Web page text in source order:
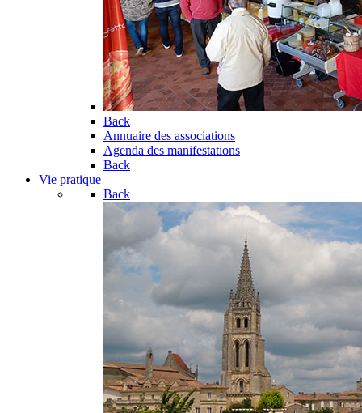
Back
Annuaire des associations
Agenda des manifestations
Back
Vie pratique
Back